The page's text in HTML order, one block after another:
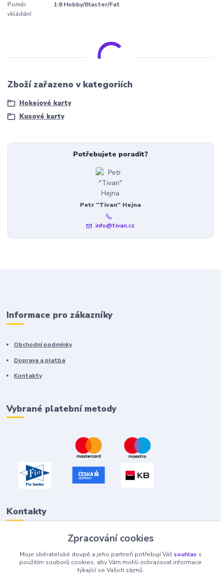
Poměr
vkládání:
1:8 Hobby/Blaster/Fat
Zboží zařazeno v kategoriích
Hokejové karty
Kusové karty
Potřebujete poradit?
Petr "Tivan" Hejna
info@tivan.cz
Informace pro zákazníky
Obchodní podmínky
Doprava a platba
Kontakty
Vybrané platební metody
Kontakty
info@tivan.cz
Zpracování cookies
Moje sběratelské doupě a jeho partneři potřebují Váš souhlas s
použitím souborů cookies, aby Vám mohli zobrazovat informace
týkající se Vašich zájmů.